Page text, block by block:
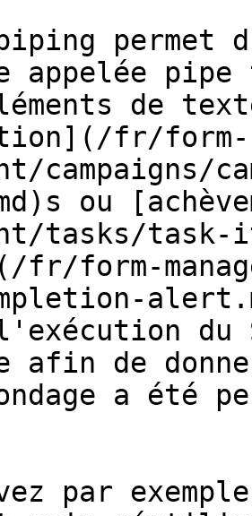
permet
appelée pipe
de
fr/form-
ou
tasks/
form-
du
afin de
a été
par